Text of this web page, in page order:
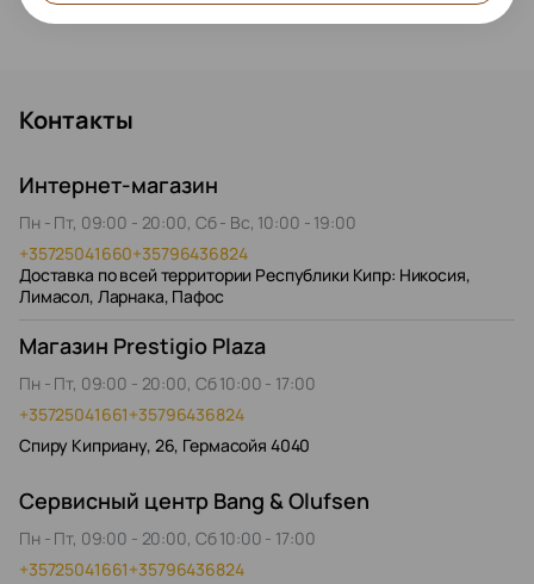
Контакты
Интернет-магазин
Пн - Пт, 09:00 - 20:00, Сб - Вс, 10:00 - 19:00
+35725041660+35796436824
Доставка по всей территории Республики Кипр: Никосия,
Лимасол, Ларнака, Пафос
Магазин Prestigio Plaza
Пн - Пт, 09:00 - 20:00, Сб 10:00 - 17:00
+35725041661+35796436824
Спиру Киприану, 26, Гермасойя 4040
Сервисный центр Bang & Olufsen
Пн - Пт, 09:00 - 20:00, Сб 10:00 - 17:00
+35725041661+35796436824